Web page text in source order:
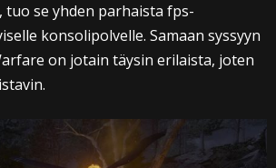
se yhden parhaista fps-
konsolipolvelle. Samaan syssyyn
on jotain täysin erilaista, joten